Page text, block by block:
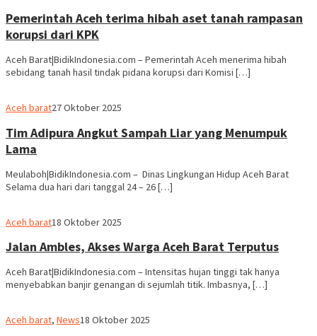
Pemerintah Aceh terima hibah aset tanah rampasan
korupsi dari KPK
Aceh Barat|BidikIndonesia.com – Pemerintah Aceh menerima hibah
sebidang tanah hasil tindak pidana korupsi dari Komisi […]
Aceh barat27 Oktober 2025
Tim Adipura Angkut Sampah Liar yang Menumpuk
Lama
Meulaboh|BidikIndonesia.com – Dinas Lingkungan Hidup Aceh Barat
Selama dua hari dari tanggal 24 – 26 […]
Aceh barat18 Oktober 2025
Jalan Ambles, Akses Warga Aceh Barat Terputus
Aceh Barat|BidikIndonesia.com – Intensitas hujan tinggi tak hanya
menyebabkan banjir genangan di sejumlah titik. Imbasnya, […]
Aceh barat, News18 Oktober 2025